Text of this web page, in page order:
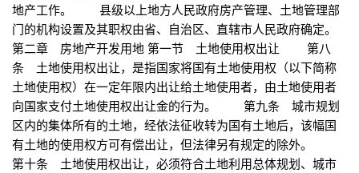
地产工作。 县级以上地方人民政府房产管理、土地管理部
门的机构设置及其职权由省、自治区、直辖市人民政府确定。
第二章 房地产开发用地 第一节 土地使用权出让 第八
条 土地使用权出让，是指国家将国有土地使用权（以下简称
土地使用权）在一定年限内出让给土地使用者，由土地使用者
向国家支付土地使用权出让金的行为。 第九条 城市规划
区内的集体所有的土地，经依法征收转为国有土地后，该幅国
有土地的使用权方可有偿出让，但法律另有规定的除外。
第十条 土地使用权出让，必须符合土地利用总体规划、城市